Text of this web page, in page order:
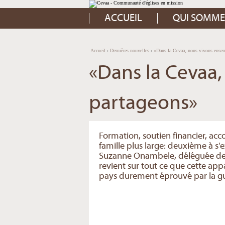
Aller
au
contenu.
Aller
à
Outils
personnels
ACCUEIL QUI
Accueil › Dernières nouvelles › «Dans la Cevaa, nous vivons
«Dans la
partageons»
Formation, soutien financier,
famille plus large: deuxième à
Suzanne Onambele, déléguée
revient sur tout ce que cette
pays durement éprouvé par la